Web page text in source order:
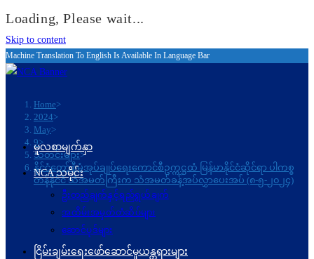
Loading, Please wait...
Skip to content
Machine Translation To English Is Available In Language Bar
Home>
2024>
May>
9>
သတင်းများ>
နိုင်ငံတော်စီမံအုပ်ချုပ်ရေးကောင်စီဥက္ကဋ္ဌထံ မြန်မာနိုင်ငံဆိုင်ရာ ပါကစ္စ
တန်နိုင်ငံ သံအမတ်ကြီးက သံအမတ်ခန့်အပ်လွှာပေးအပ် (၈-၅-၂၀၂၄)
မူလစာမျက်နှာ
NCA သမိုင်း
ဦးတည်ချက်နှင့်ရည်ရွယ်ချက်
အထိမ်းအမှတ်တံဆိပ်များ
ဆောင်ပုဒ်များ
ငြိမ်းချမ်းရေးဖော်‌ဆောင်မှုယန္တရားများ